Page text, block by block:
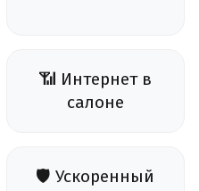
📶 Интернет в
салоне
🛡️ Ускоренный